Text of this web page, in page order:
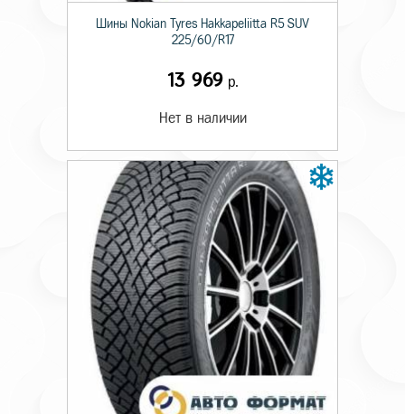
Шины Nokian Tyres Hakkapeliitta R5 SUV
225/60/R17
13 969р.
Нет в наличии